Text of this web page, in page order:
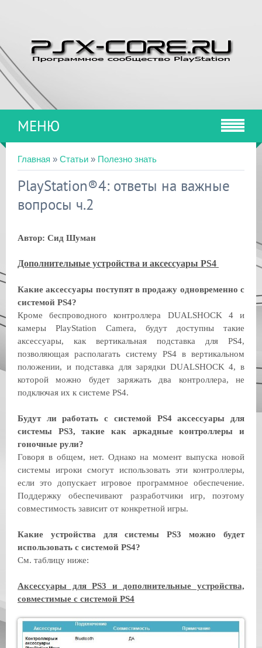
МЕНЮ
Главная » Статьи » Полезно знать
PlayStation®4: ответы на важные
вопросы ч.2
Автор: Сид Шуман
Дополнительные устройства и аксессуары PS4
Какие аксессуары поступят в продажу одновременно с
системой PS4?
Кроме беспроводного контроллера DUALSHOCK 4 и
камеры PlayStation Camera, будут доступны такие
аксессуары, как вертикальная подставка для PS4,
позволяющая располагать систему PS4 в вертикальном
положении, и подставка для зарядки DUALSHOCK 4, в
которой можно будет заряжать два контроллера, не
подключая их к системе PS4.
Будут ли работать с системой PS4 аксессуары для
системы PS3, такие как аркадные контроллеры и
гоночные рули?
Говоря в общем, нет. Однако на момент выпуска новой
системы игроки смогут использовать эти контроллеры,
если это допускает игровое программное обеспечение.
Поддержку обеспечивают разработчики игр, поэтому
совместимость зависит от конкретной игры.
Какие устройства для системы PS3 можно будет
использовать с системой PS4?
См. таблицу ниже:
Аксессуары для PS3 и дополнительные устройства,
совместимые с системой PS4